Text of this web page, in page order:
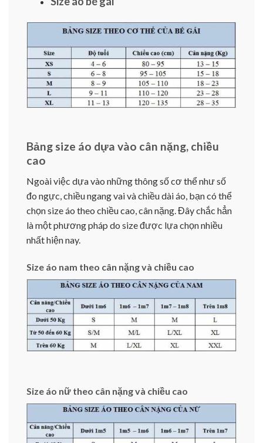
Bảng size áo dựa vào cân nặng, chiều
cao
Ngoài việc dựa vào những thông số cơ thể như số
đo ngực, chiều ngang vai và chiều dài áo, bạn có thể
chọn size áo theo chiều cao, cân nặng. Đây chắc hẳn
là một phương pháp do size được lựa chọn nhiều
nhất hiện nay.
Size áo nam theo cân nặng và chiều cao
Size áo nữ theo cân nặng và chiều cao